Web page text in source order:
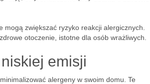
zwiększać ryzyko reakcji alergicznych.
otoczenie, istotne dla osób wrażliwych.
emisji
alergeny w swoim domu. Te